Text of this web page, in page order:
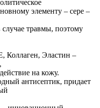
элементу – сере –
случае травмы, поэтому
Коллаген, Эластин –
на кожу.
антисептик, придает